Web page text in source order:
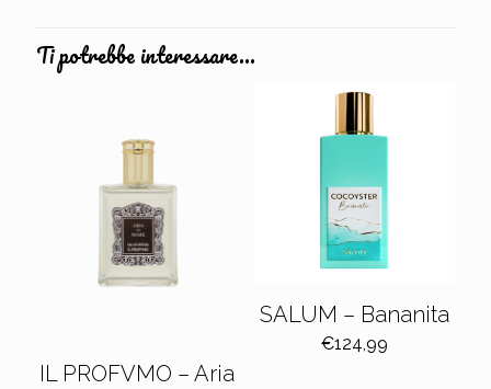
Ti potrebbe interessare…
IL PROFVMO – Aria
SALUM – Bananita
€124,99